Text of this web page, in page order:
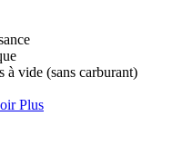
à vide (sans carburant)
Plus